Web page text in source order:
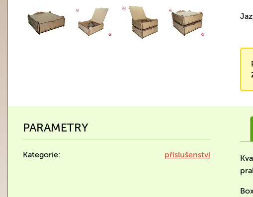
PARAMETRY
Kategorie: příslušenství